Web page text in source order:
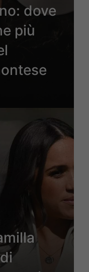
dove
più